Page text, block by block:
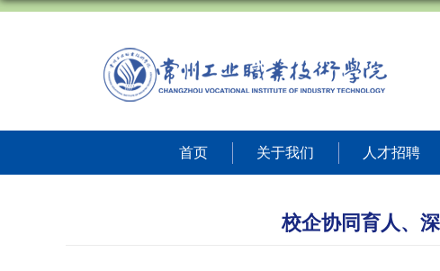
首页 关于我们 人才招聘
校企协同育人、